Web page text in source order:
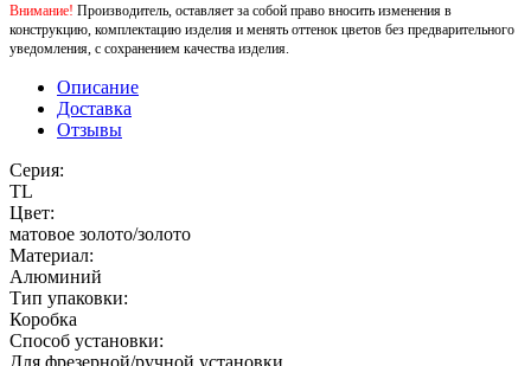
Внимание! Производитель, оставляет за собой право вносить изменения в
конструкцию, комплектацию изделия и менять оттенок цветов без предварительного
уведомления, с сохранением качества изделия.
Описание
Доставка
Отзывы
Серия:
TL
Цвет:
матовое золото/золото
Материал:
Алюминий
Тип упаковки:
Коробка
Способ установки:
Для фрезерной/ручной установки